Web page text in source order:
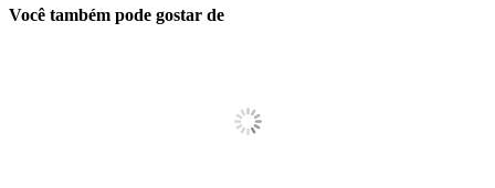
Você também pode gostar de